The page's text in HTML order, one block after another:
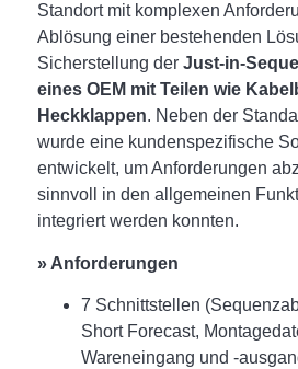
Standort mit komplexen
Ablösung einer bestehenden
Sicherstellung der Just-in-
eines OEM mit Teilen wie
Heckklappen. Neben der
wurde eine kundenspezifische
entwickelt, um Anforderungen
sinnvoll in den allgemeinen
integriert werden konnten.
» Anforderungen
7 Schnittstellen
Short Forecast,
Wareneingang und -